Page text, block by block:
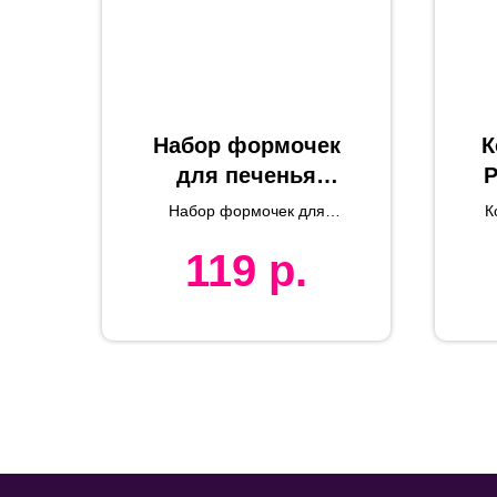
Набор формочек
для печенья
KENZZO (5 шт) в
Набор формочек для
коробке
119 р.